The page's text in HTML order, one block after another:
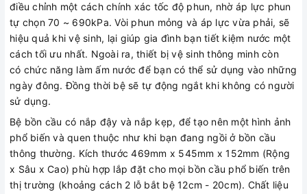
điều chỉnh một cách chính xác tốc độ phun, nhờ áp lực phun
tự chọn 70 ~ 690kPa. Vòi phun mỏng và áp lực vừa phải, sẽ
hiệu quả khi vệ sinh, lại giúp gia đình bạn tiết kiệm nước một
cách tối ưu nhất. Ngoài ra, thiết bị vệ sinh thông minh còn
có chức năng làm ấm nước để bạn có thể sử dụng vào những
ngày đông. Đồng thời bệ sẽ tự động ngắt khi không có người
sử dụng.
Bệ bồn cầu có nắp đậy và nắp kẹp, để tạo nên một hình ảnh
phổ biến và quen thuộc như khi bạn đang ngồi ở bồn cầu
thông thường. Kích thước 469mm x 545mm x 152mm (Rộng
x Sâu x Cao) phù hợp lắp đặt cho mọi bồn cầu phổ biến trên
thị trường (khoảng cách 2 lỗ bắt bệ 12cm - 20cm). Chất liệu